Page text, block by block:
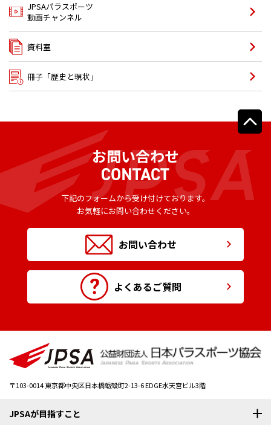
JPSAパラスポーツ
動画チャンネル
資料室
冊子「歴史と現状」
お問い合わせ
下記のフォームから受け付けております。
お気軽にお問い合わせください。
お問い合わせ
よくあるご質問
〒103-0014東京都中央区日本橋蛎殻町2-13-6 EDGE水天宮ビル3階
JPSAが目指すこと